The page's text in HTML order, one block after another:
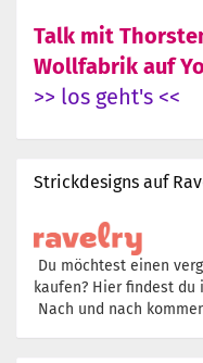
Talk mit
Wollfabrik auf
>> los geht's <<
Strickdesigns auf
Du möchtest einen
kaufen? Hier findest du
Nach und nach